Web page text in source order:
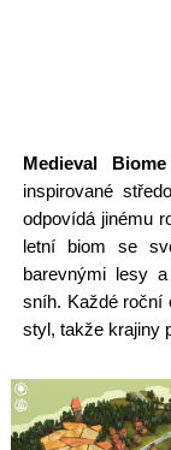
Medieval
inspirované
odpovídá jinému
letní biom se
barevnými lesy
sníh. Každé roční
styl, takže krajiny